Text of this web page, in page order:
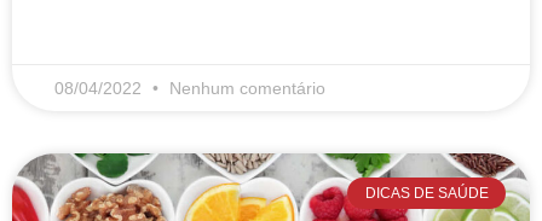
08/04/2022 Nenhum comentário
DICAS DE SAÚDE